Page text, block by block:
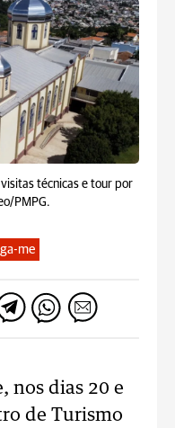
técnicas e tour por
PMPG.
me
nos dias 20 e
de Turismo